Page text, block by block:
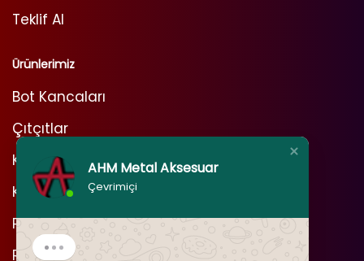
Teklif Al
Ürünlerimiz
Bot Kancaları
Çıtçıtlar
Kot Perçinleri
Kuşgözleri
Pimler
Rivetler
AHM Metal Aksesuar
Çevrimiçi